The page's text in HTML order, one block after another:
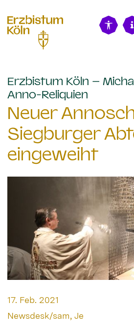
Erzbistum Köln –
Anno-Reliquien
Neuer
Siegburger
eingeweiht
Datum:
17. Feb. 2021
Von:
Newsdesk/sam, Je